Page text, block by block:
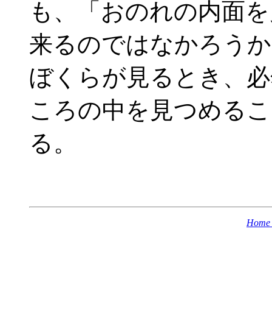
も、「おのれの内面
来るのではなかろう
ぼくらが見るとき、
ころの中を見つめる
る。
Home